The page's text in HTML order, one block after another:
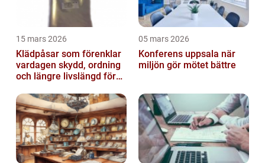
15 mars 2026
Klädpåsar som förenklar
vardagen skydd, ordning
och längre livslängd för
05 mars 2026
Konferens uppsala när
miljön gör mötet bättre